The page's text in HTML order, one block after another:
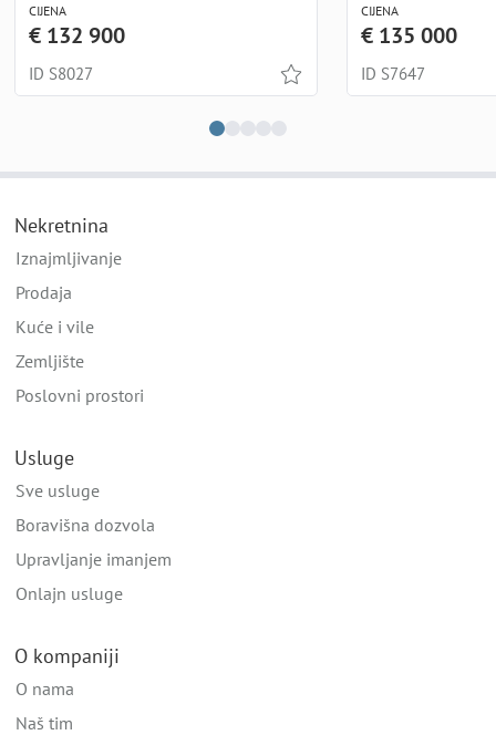
CIJENA
€ 132 900
ID S8027
CIJENA
€ 135 000
ID S7647
Nekretnina
Iznajmljivanje
Prodaja
Kuće i vile
Zemljište
Poslovni prostori
Usluge
Sve usluge
Boravišna dozvola
Upravljanje imanjem
Onlajn usluge
O kompaniji
O nama
Naš tim